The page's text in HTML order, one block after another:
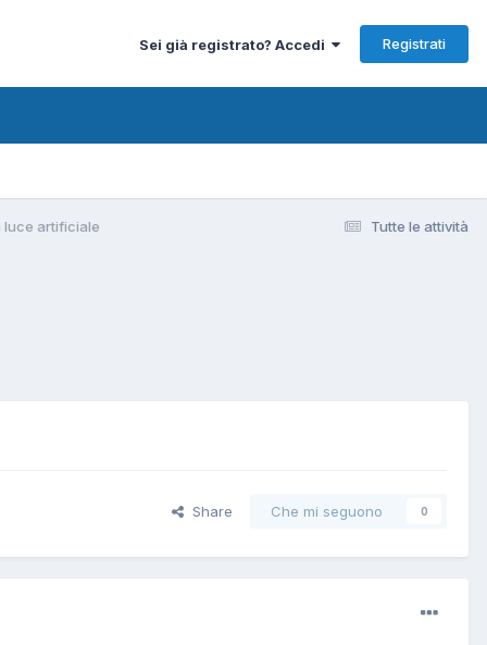
Sei già registrato? Accedi Registrati
Tutte le attività
luce artificiale
Share Che mi seguono 0